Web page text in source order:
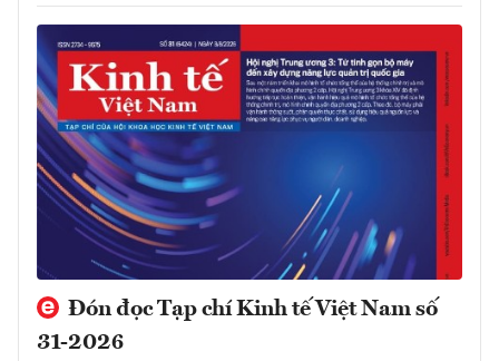
Đón đọc Tạp chí Kinh tế Việt Nam số
31-2026